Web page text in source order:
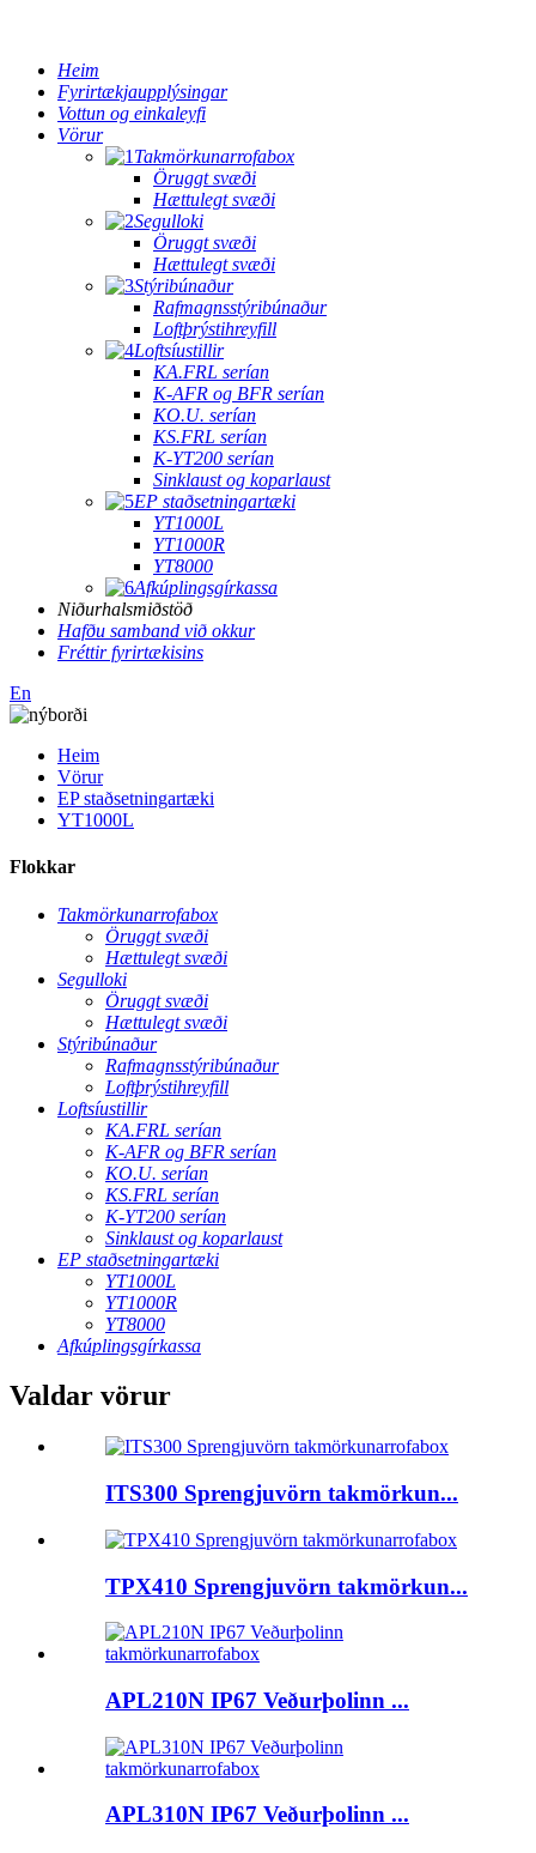
Heim
Fyrirtækjaupplýsingar
Vottun og einkaleyfi
Vörur
Takmörkunarrofabox
Öruggt svæði
Hættulegt svæði
Segulloki
Öruggt svæði
Hættulegt svæði
Stýribúnaður
Rafmagnsstýribúnaður
Loftþrýstihreyfill
Loftsíustillir
KA.FRL serían
K-AFR og BFR serían
KO.U. serían
KS.FRL serían
K-YT200 serían
Sinklaust og koparlaust
EP staðsetningartæki
YT1000L
YT1000R
YT8000
Afkúplingsgírkassa
Niðurhalsmiðstöð
Hafðu samband við okkur
Fréttir fyrirtækisins
En
Heim
Vörur
EP staðsetningartæki
YT1000L
Flokkar
Takmörkunarrofabox
Öruggt svæði
Hættulegt svæði
Segulloki
Öruggt svæði
Hættulegt svæði
Stýribúnaður
Rafmagnsstýribúnaður
Loftþrýstihreyfill
Loftsíustillir
KA.FRL serían
K-AFR og BFR serían
KO.U. serían
KS.FRL serían
K-YT200 serían
Sinklaust og koparlaust
EP staðsetningartæki
YT1000L
YT1000R
YT8000
Afkúplingsgírkassa
Valdar vörur
ITS300 Sprengjuvörn takmörkun...
TPX410 Sprengjuvörn takmörkun...
APL210N IP67 Veðurþolinn ...
APL310N IP67 Veðurþolinn ...